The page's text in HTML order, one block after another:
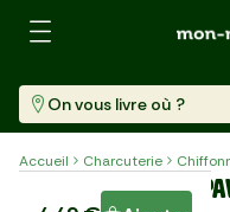
On vous livre où ?
Accueil Charcuterie
La Chiffonnade de